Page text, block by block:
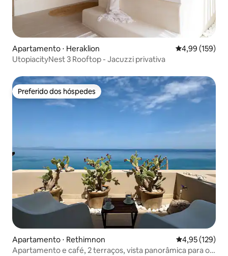
Apartamento ⋅ Heraklion 4,99 de uma
4,99 (159)
UtopiacityNest 3 Rooftop - Jacuzzi privativa
Preferido dos hóspedes
Preferido dos hóspedes
Apartamento ⋅ Rethimnon 4,95 de uma
4,95 (129)
Apartamento e café, 2 terraços, vista panorâmica para o